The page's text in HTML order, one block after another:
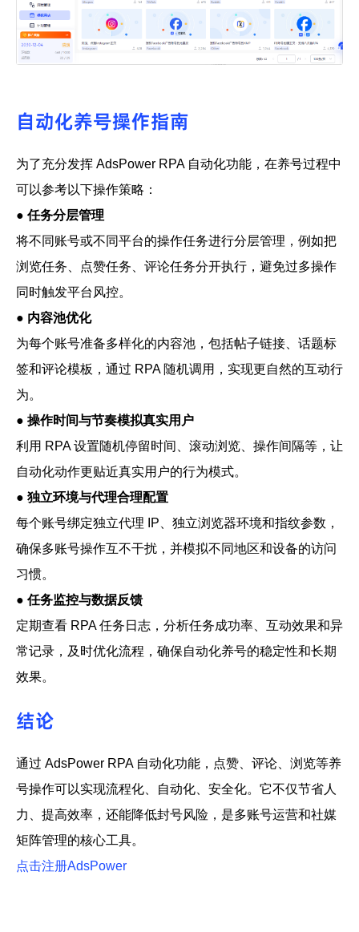
自动化养号操作指南
为了充分发挥 AdsPower RPA 自动化功能 ，在养号过程中
可以参考以下操作策略：
● 任务分层管理
将不同账号或不同平台的操作任务进行分层管理，例如把
浏览任务、点赞任务、评论任务分开执行，避免过多操作
同时触发平台风控。
● 内容池优化
为每个账号准备多样化的内容池，包括帖子链接、话题标
签和评论模板，通过 RPA 随机调用，实现更自然的互动行
为。
● 操作时间与节奏模拟真实用户
利用 RPA 设置随机停留时间、滚动浏览、操作间隔等，让
自动化动作更贴近真实用户的行为模式。
● 独立环境与代理合理配置
每个账号绑定独立代理 IP、独立浏览器环境和指纹参数，
确保多账号操作互不干扰，并模拟不同地区和设备的访问
习惯。
● 任务监控与数据反馈
定期查看 RPA 任务日志，分析任务成功率、互动效果和异
常记录，及时优化流程，确保自动化养号的稳定性和长期
效果。
结论
通过 AdsPower RPA 自动化功能，点赞、评论、浏览等养
号操作可以实现流程化、自动化、安全化。它不仅节省人
力、提高效率，还能降低封号风险，是多账号运营和社媒
矩阵管理的核心工具。
点击注册AdsPower